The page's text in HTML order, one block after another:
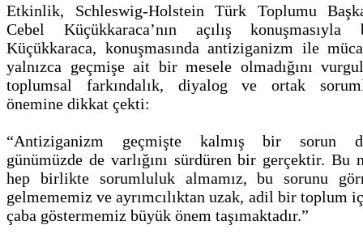
Etkinlik, Schleswig-Holstein Türk Toplumu
Cebel Küçükkaraca’nın açılış konuşmasıyla
Küçükkaraca, konuşmasında antiziganizm ile
yalnızca geçmişe ait bir mesele olmadığını
toplumsal farkındalık, diyalog ve ortak
önemine dikkat çekti:
“Antiziganizm geçmişte kalmış bir sorun
günümüzde de varlığını sürdüren bir gerçektir. Bu
hep birlikte sorumluluk almamız, bu sorunu
gelmememiz ve ayrımcılıktan uzak, adil bir toplum
çaba göstermemiz büyük önem taşımaktadır.”